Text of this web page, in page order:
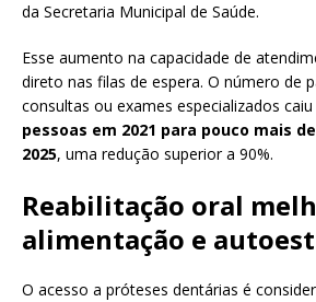
da Secretaria Municipal de Saúde.
Esse aumento na capacidade de
direto nas filas de espera. O número de
consultas ou exames especializados
pessoas em 2021 para pouco mais
2025, uma redução superior a 90%.
Reabilitação oral
alimentação e
O acesso a próteses dentárias é